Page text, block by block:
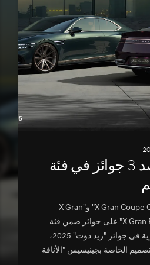
جينيسيس تحصد 3 جوائز في فئة
حصلت كل من "X Gran Coupe Concept" و"X Gran
Convertible" و"X Gran Equator" على جوائز ضمن فئة
السيارات والدراجات النارية في جوائز "ريد دوت" 2025،
الخاصة بجينيسيس "الأناقة